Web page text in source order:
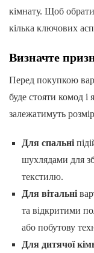
кімнату. Щоб
кілька ключових
Визначте
Перед покупкою
буде стояти комод і
залежатимуть
Для спальні
шухлядами для
текстилю.
Для вітальні
та відкритими
або побутову
Для дитячої